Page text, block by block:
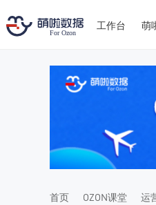
工作台 萌
首页 OZON课堂 运